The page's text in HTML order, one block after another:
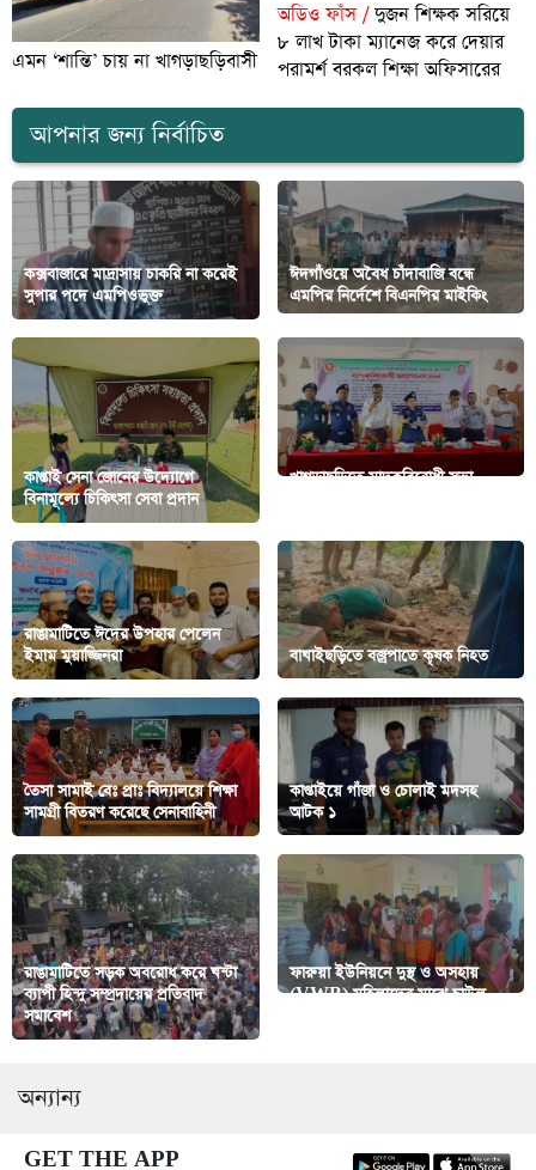
এমন ‘শান্তি’ চায় না খাগড়াছড়িবাসী
অডিও ফাঁস /দুজন শিক্ষক সরিয়ে
৮ লাখ টাকা ম্যানেজ করে দেয়ার
পরামর্শ বরকল শিক্ষা অফিসারের
আপনার জন্য নির্বাচিত
কক্সবাজারে মাদ্রাসায় চাকরি না করেই
সুপার পদে এমপিওভুক্ত
ঈদগাঁওয়ে অবৈধ চাঁদাবাজি বন্ধে
এমপির নির্দেশে বিএনপির মাইকিং
কাপ্তাই সেনা জোনের উদ্যোগে
বিনামূল্যে চিকিৎসা সেবা প্রদান
খাগড়াছড়িতে মাদকবিরোধী সভা
রাঙামাটিতে ঈদের উপহার পেলেন
ইমাম মুয়াজ্জিনরা
বাঘাইছড়িতে বজ্রপাতে কৃষক নিহত
তৈসা সামাই বেঃ প্রাঃ বিদ্যালয়ে শিক্ষা
সামগ্রী বিতরণ করেছে সেনাবাহিনী
কাপ্তাইয়ে গাঁজা ও চোলাই মদসহ
আটক ১
রাঙামাটিতে সড়ক অবরোধ করে ঘন্টা
ব্যাপী হিন্দু সম্প্রদায়ের প্রতিবাদ
সমাবেশ
ফারুয়া ইউনিয়নে দুস্থ ও অসহায়
(VWB) মহিলাদের মাঝে চাউল
অন্যান্য
GET THE APP